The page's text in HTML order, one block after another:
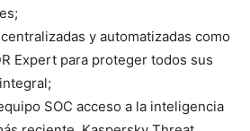
y automatizadas como
Expert para proteger todos sus
SOC acceso a la inteligencia